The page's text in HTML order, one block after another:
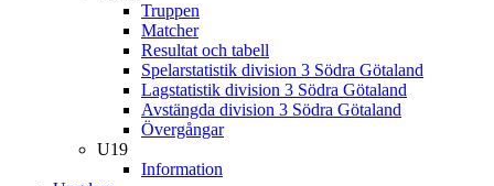
Truppen
Matcher
Resultat och tabell
Spelarstatistik division 3 Södra Götaland
Lagstatistik division 3 Södra Götaland
Avstängda division 3 Södra Götaland
Övergångar
U19
Information